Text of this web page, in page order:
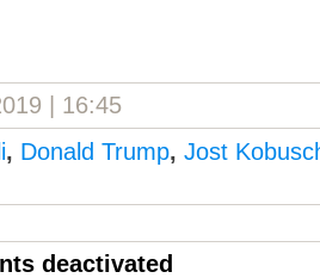
| 16:45
, Donald Trump, Jost
deactivated